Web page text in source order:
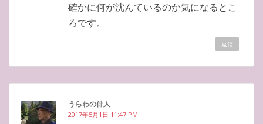
確かに何が沈んているのか気になるとこ
ろです。
返信
うらわの俳人
2017年5月1日 11:47 PM